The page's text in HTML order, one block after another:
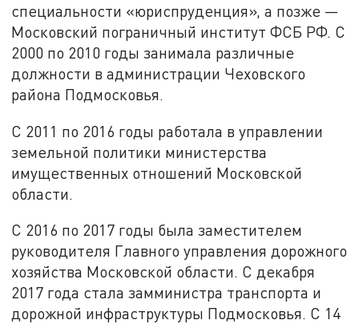
специальности «юриспруденция», а позже —
Московский пограничный институт ФСБ РФ. С
2000 по 2010 годы занимала различные
должности в администрации Чеховского
района Подмосковья.
С 2011 по 2016 годы работала в управлении
земельной политики министерства
имущественных отношений Московской
области.
С 2016 по 2017 годы была заместителем
руководителя Главного управления дорожного
хозяйства Московской области. С декабря
2017 года стала замминистра транспорта и
дорожной инфраструктуры Подмосковья. С 14